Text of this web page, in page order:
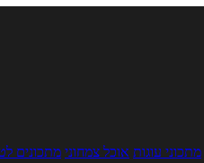
מתכוני עוגות אוכל צמחוני מתכונים